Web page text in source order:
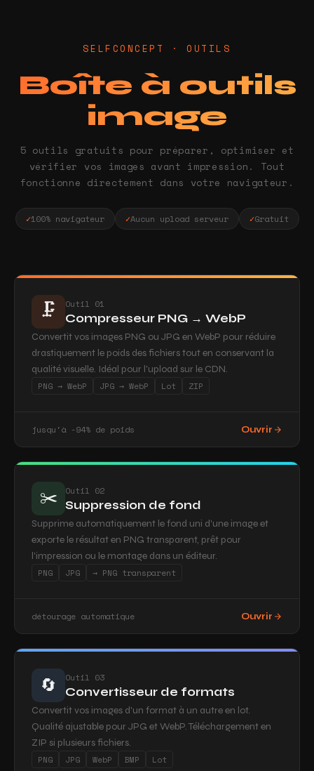
SELFCONCEPT · OUTILS
Boîte à outils
image
5 outils gratuits pour préparer, optimiser et
vérifier vos images avant impression. Tout
fonctionne directement dans votre navigateur.
✓100% navigateur ✓Aucun upload serveur ✓Gratuit
🗜️ Outil 01
Compresseur PNG → WebP
Convertit vos images PNG ou JPG en WebP pour réduire
drastiquement le poids des fichiers tout en conservant la
qualité visuelle. Idéal pour l'upload sur le CDN.
PNG → WebP
JPG → WebP Lot ZIP
jusqu'à -94% de poids Ouvrir
✂️ Outil 02
Suppression de fond
Supprime automatiquement le fond uni d'une image et
exporte le résultat en PNG transparent, prêt pour
l'impression ou le montage dans un éditeur.
PNG
JPG → PNG transparent
détourage automatique Ouvrir
🔄 Outil 03
Convertisseur de formats
Convertit vos images d'un format à un autre en lot.
Qualité ajustable pour JPG et WebP. Téléchargement en
ZIP si plusieurs fichiers.
PNG
JPG WebP BMP Lot